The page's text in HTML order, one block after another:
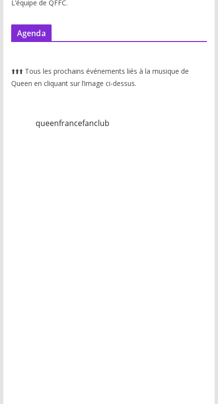
L’équipe de QFFC.
Agenda
⬆️⬆️⬆️ Tous les prochains événements liés à la musique de
Queen en cliquant sur l’image ci-dessus.
queenfrancefanclub